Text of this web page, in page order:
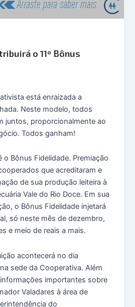
o 11º Bônus
está enraizada a
Neste modelo, todos
juntos, proporcionalmente ao
Todos ganham!
o Bônus Fidelidade. Premiação
que acreditaram e
de sua produção leiteira à
Vale do Rio Doce. Em sua
o Bônus Fidelidade injetará
só neste mês de dezembro,
e meio de reais a mais.
acontecerá no dia
sede da Cooperativa. Além
importantes sobre
Valadares à área de
do